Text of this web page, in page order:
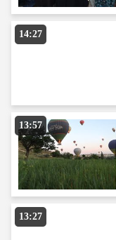
14:27
13:57
13:27